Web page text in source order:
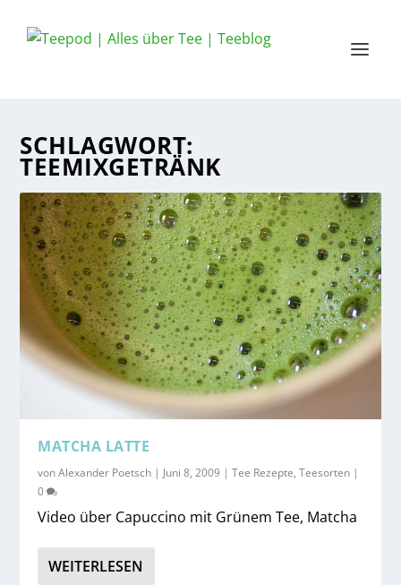
SCHLAGWORT:
TEEMIXGETRÄNK
MATCHA LATTE
vonAlexander Poetsch | Juni 8, 2009 |Tee Rezepte,Teesorten |
0
Video über Capuccino mit Grünem Tee, Matcha
WEITERLESEN